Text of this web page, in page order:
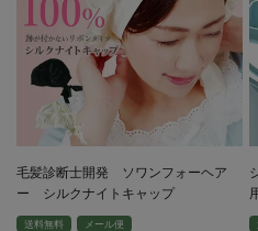
毛髪診断士開発 ソワンフォーヘア
ー シルクナイトキャップ
送料無料 メール便